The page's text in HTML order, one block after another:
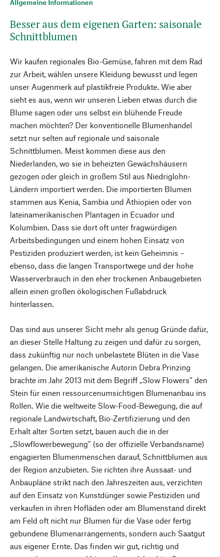
Allgemeine Informationen
Besser aus dem eigenen Garten: saisonale
Schnittblumen
Wir kaufen regionales Bio-Gemüse, fahren mit dem Rad
zur Arbeit, wählen unsere Kleidung bewusst und legen
unser Augenmerk auf plastikfreie Produkte. Wie aber
sieht es aus, wenn wir unseren Lieben etwas durch die
Blume sagen oder uns selbst ein blühende Freude
machen möchten? Der konventionelle Blumenhandel
setzt nur selten auf regionale und saisonale
Schnittblumen. Meist kommen diese aus den
Niederlanden, wo sie in beheizten Gewächshäusern
gezogen oder gleich in großem Stil aus Niedriglohn-
Ländern importiert werden. Die importierten Blumen
stammen aus Kenia, Sambia und Äthiopien oder von
lateinamerikanischen Plantagen in Ecuador und
Kolumbien. Dass sie dort oft unter fragwürdigen
Arbeitsbedingungen und einem hohen Einsatz von
Pestiziden produziert werden, ist kein Geheimnis –
ebenso, dass die langen Transportwege und der hohe
Wasserverbrauch in den eher trockenen Anbaugebieten
allein einen großen ökologischen Fußabdruck
hinterlassen.
Das sind aus unserer Sicht mehr als genug Gründe dafür,
an dieser Stelle Haltung zu zeigen und dafür zu sorgen,
dass zukünftig nur noch unbelastete Blüten in die Vase
gelangen. Die amerikanische Autorin Debra Prinzing
brachte im Jahr 2013 mit dem Begriff „Slow Flowers“ den
Stein für einen ressourcenumsichtigen Blumenanbau ins
Rollen. Wie die weltweite Slow-Food-Bewegung, die auf
regionale Landwirtschaft, Bio-Zertifizierung und den
Erhalt alter Sorten setzt, bauen auch die in der
„Slowflowerbewegung“ (so der offizielle Verbandsname)
engagierten Blumenmenschen darauf, Schnittblumen aus
der Region anzubieten. Sie richten ihre Aussaat- und
Anbaupläne strikt nach den Jahreszeiten aus, verzichten
auf den Einsatz von Kunstdünger sowie Pestiziden und
verkaufen in ihren Hofläden oder am Blumenstand direkt
am Feld oft nicht nur Blumen für die Vase oder fertig
gebundene Blumenarrangements, sondern auch Saatgut
aus eigener Ernte. Das finden wir gut, richtig und